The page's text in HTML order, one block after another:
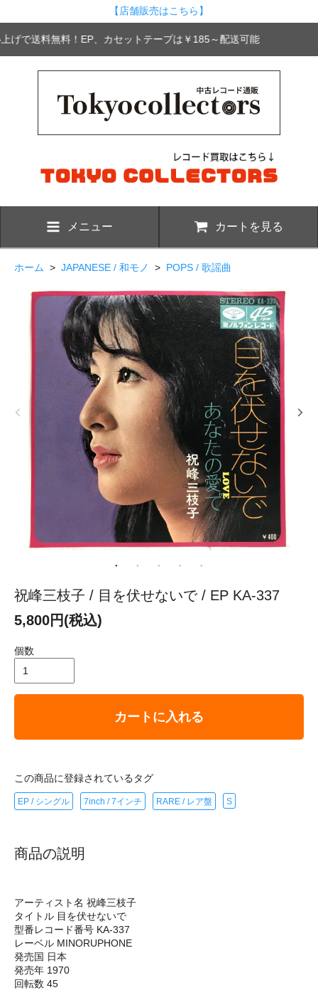
【店舗販売はこちら】
げで送料無料！EP、カセットテープは￥185～配送可能
メニュー カートを見る
ホーム > JAPANESE / 和モノ > POPS / 歌謡曲
祝峰三枝子 / 目を伏せないで / EP KA-337
5,800円(税込)
個数
カートに入れる
この商品に登録されているタグ
EP / シングル 7inch / 7インチ RARE / レア盤 S
商品の説明
アーティスト名 祝峰三枝子
タイトル 目を伏せないで
型番レコード番号 KA-337
レーベル MINORUPHONE
発売国 日本
発売年 1970
回転数 45